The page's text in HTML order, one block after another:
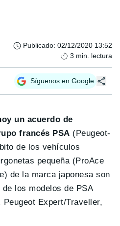
Publicado: 02/12/2020 13:52
3 min. lectura
Síguenos en Google
un acuerdo de
francés PSA (Peugeot-
de los vehículos
pequeña (ProAce
de la marca japonesa son
los modelos de PSA
Expert/Traveller,